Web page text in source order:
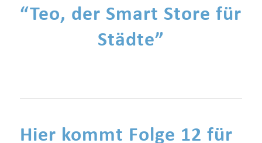
“Teo, der Smart Store für
Städte”
Hier kommt Folge 12 für